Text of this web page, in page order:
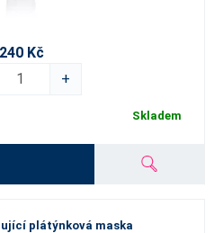
240 Kč
+
Skladem
plátýnková maska